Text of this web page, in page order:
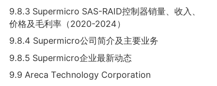
9.8.3 Supermicro SAS-RAID控制器销量、收入、
价格及毛利率（2020-2024）
9.8.4 Supermicro公司简介及主要业务
9.8.5 Supermicro企业最新动态
9.9 Areca Technology Corporation